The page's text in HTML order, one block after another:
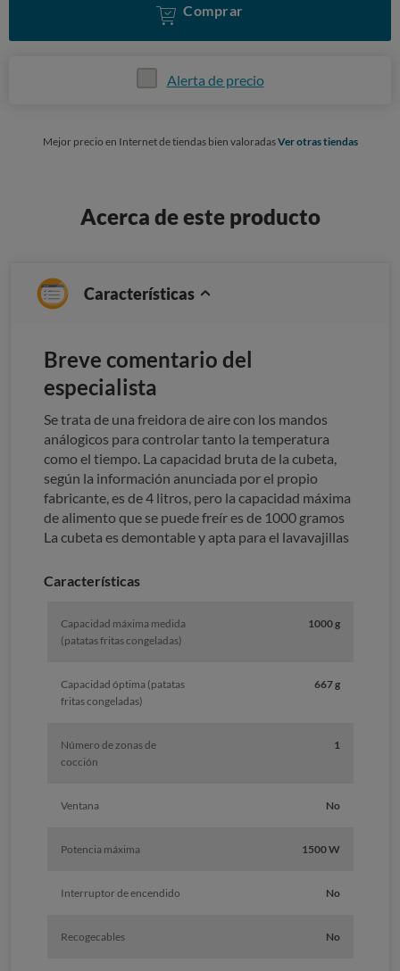
Comprar
Alerta de precio
Mejor precio en Internet de tiendas bien valoradasVer otras tiendas
Acerca de este producto
Características
Breve comentario del
especialista
Se trata de una freidora de aire con los mandos
análogicos para controlar tanto la temperatura
como el tiempo. La capacidad bruta de la cubeta,
según la información anunciada por el propio
fabricante, es de 4 litros, pero la capacidad máxima
de alimento que se puede freír es de 1000 gramos
La cubeta es demontable y apta para el lavavajillas
Características
Capacidad máxima medida
(patatas fritas congeladas)
1000 g
Capacidad óptima (patatas
fritas congeladas)
667 g
Número de zonas de
cocción
1
Ventana No
Potencia máxima 1500 W
Interruptor de encendido No
Recogecables No